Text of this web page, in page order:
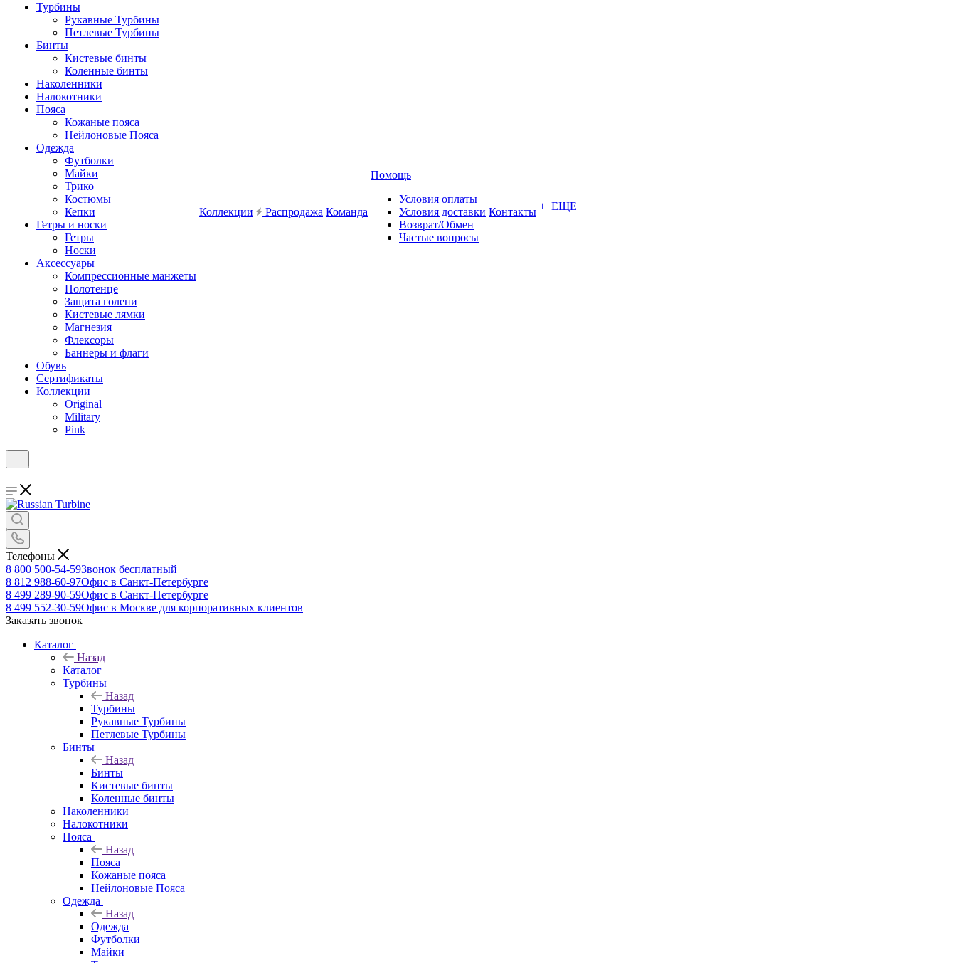
Турбины
Рукавные Турбины
Петлевые Турбины
Бинты
Кистевые бинты
Коленные бинты
Наколенники
Налокотники
Пояса
Кожаные пояса
Нейлоновые Пояса
Одежда
Футболки
Майки
Трико
Костюмы
Кепки
Гетры и носки
Гетры
Носки
Аксессуары
Компрессионные манжеты
Полотенце
Защита голени
Кистевые лямки
Магнезия
Флексоры
Баннеры и флаги
Обувь
Сертификаты
Коллекции
Original
Military
Pink
Коллекции Распродажа Команда
Помощь
Условия оплаты
Условия доставки
Возврат/Обмен
Частые вопросы
Контакты + ЕЩЕ
Телефоны
8 800 500-54-59Звонок бесплатный
8 812 988-60-97Офис в Санкт-Петербурге
8 499 289-90-59Офис в Санкт-Петербурге
8 499 552-30-59Офис в Москве для корпоративных клиентов
Заказать звонок
Каталог
Назад
Каталог
Турбины
Назад
Турбины
Рукавные Турбины
Петлевые Турбины
Бинты
Назад
Бинты
Кистевые бинты
Коленные бинты
Наколенники
Налокотники
Пояса
Назад
Пояса
Кожаные пояса
Нейлоновые Пояса
Одежда
Назад
Одежда
Футболки
Майки